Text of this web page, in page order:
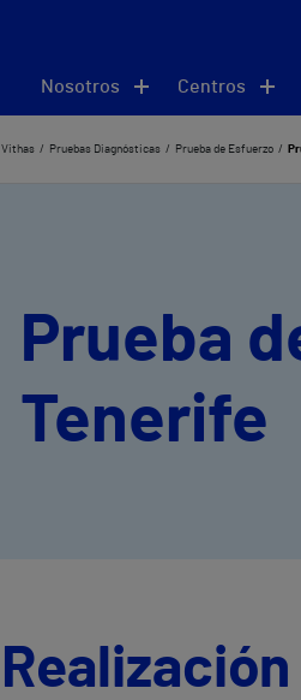
Nosotros Centros
Vithas Pruebas Diagnósticas Prueba de Esfuerzo
Prueba
Tenerife